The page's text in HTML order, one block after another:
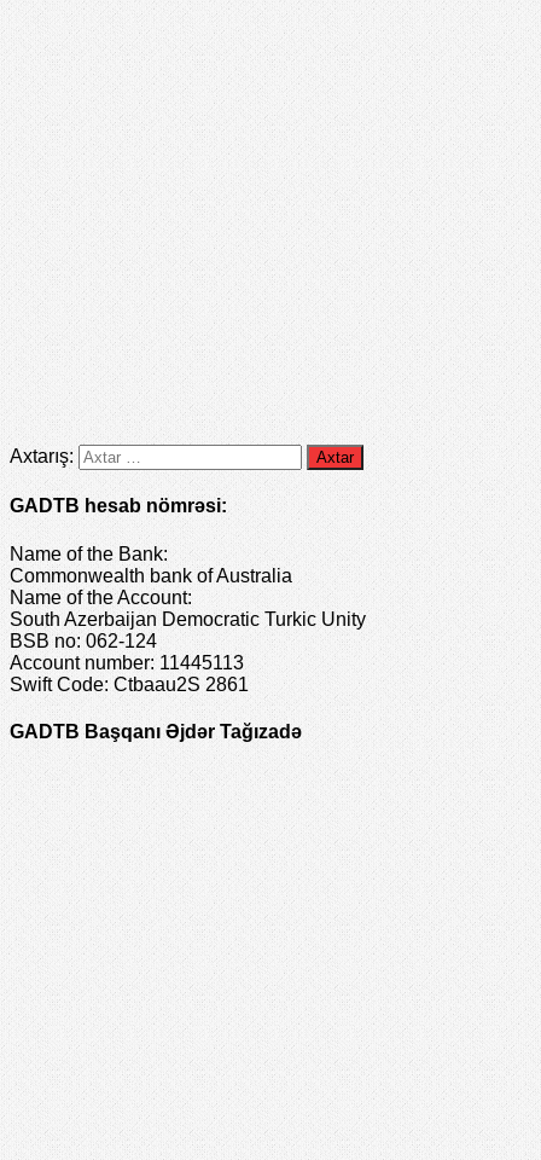
Axtarış:
GADTB hesab nömrəsi:
Name of the Bank:
Commonwealth bank of Australia
Name of the Account:
South Azerbaijan Democratic Turkic Unity
BSB no: 062-124
Account number: 11445113
Swift Code: Ctbaau2S 2861
GADTB Başqanı Əjdər Tağızadə